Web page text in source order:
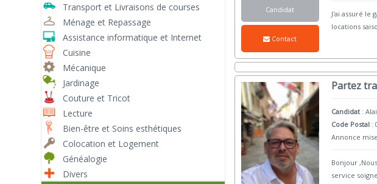
Candidat
Contact
J'ai assuré le
locations
Partez
Candidat :
Code Postal :
Annonce
Bonjour
service
Transport et Livraisons de courses
Ménage et Repassage
Assistance informatique et Internet
Cuisine
Mécanique
Jardinage
Couture et Tricot
Lecture
Bien-être et Soins esthétiques
Colocation et Logement
Généalogie
Divers